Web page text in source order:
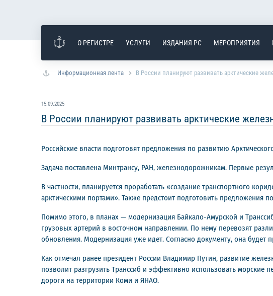
О РЕГИСТРЕ УСЛУГИ ИЗДАНИЯ РС МЕРОПРИЯТИЯ
Информационная лента В России планируют развивать арктические
15.09.2025
В России планируют развивать арктические
Российские власти подготовят предложения по развитию
Задача поставлена Минтрансу, РАН, железнодорожникам. Первые
В частности, планируется проработать «создание транспортного
арктическими портами». Также предстоит подготовить предложения
Помимо этого, в планах — модернизация Байкало-Амурской и
грузовых артерий в восточном направлении. По нему перевозят
обновления. Модернизация уже идет. Согласно документу, она будет
Как отмечал ранее президент России Владимир Путин, развитие
позволит разгрузить Транссиб и эффективно использовать морские
дороги на территории Коми и ЯНАО.